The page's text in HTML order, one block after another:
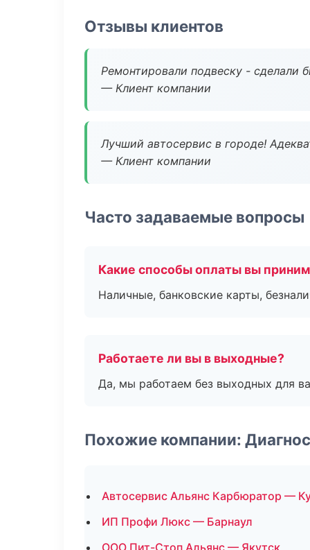
Отзывы клиентов
Ремонтировали подвеску - сделали
— Клиент компании
Лучший автосервис в городе!
— Клиент компании
Часто задаваемые вопросы
Какие способы оплаты вы
Наличные, банковские карты,
Работаете ли вы в выходные?
Да, мы работаем без выходных для
Похожие компании:
Автосервис Альянс Карбюратор —
ИП Профи Люкс — Барнаул
ООО Пит-Стоп Альянс — Якутск